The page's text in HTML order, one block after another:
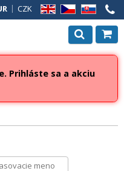
EN CZ SK
CZK
Prihláste sa a akciu